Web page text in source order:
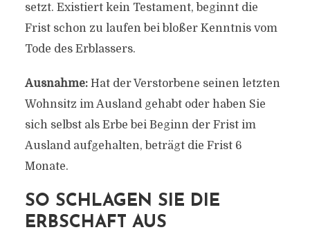
setzt. Existiert kein Testament, beginnt die
Frist schon zu laufen bei bloßer Kenntnis vom
Tode des Erblassers.
Ausnahme: Hat der Verstorbene seinen letzten
Wohnsitz im Ausland gehabt oder haben Sie
sich selbst als Erbe bei Beginn der Frist im
Ausland aufgehalten, beträgt die Frist 6
Monate.
SO SCHLAGEN SIE DIE
ERBSCHAFT AUS